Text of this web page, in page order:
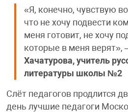
«Я, конечно, чувствую
что не хочу подвести
меня готовит, не хочу
которые в меня верят»,
Хачатурова, учитель
литературы школы №2
Слёт педагогов продлится
день лучшие педагоги